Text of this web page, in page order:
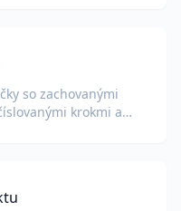
so zachovanými
krokmi a